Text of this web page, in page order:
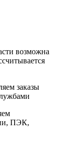
возможна
заказы
ПЭК,